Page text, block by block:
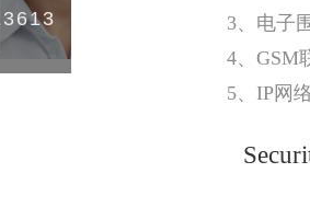
3、电子
4、GSM
5、IP网